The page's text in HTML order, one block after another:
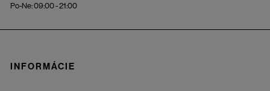
Po-Ne: 09:00 - 21:00
INFORMÁCIE